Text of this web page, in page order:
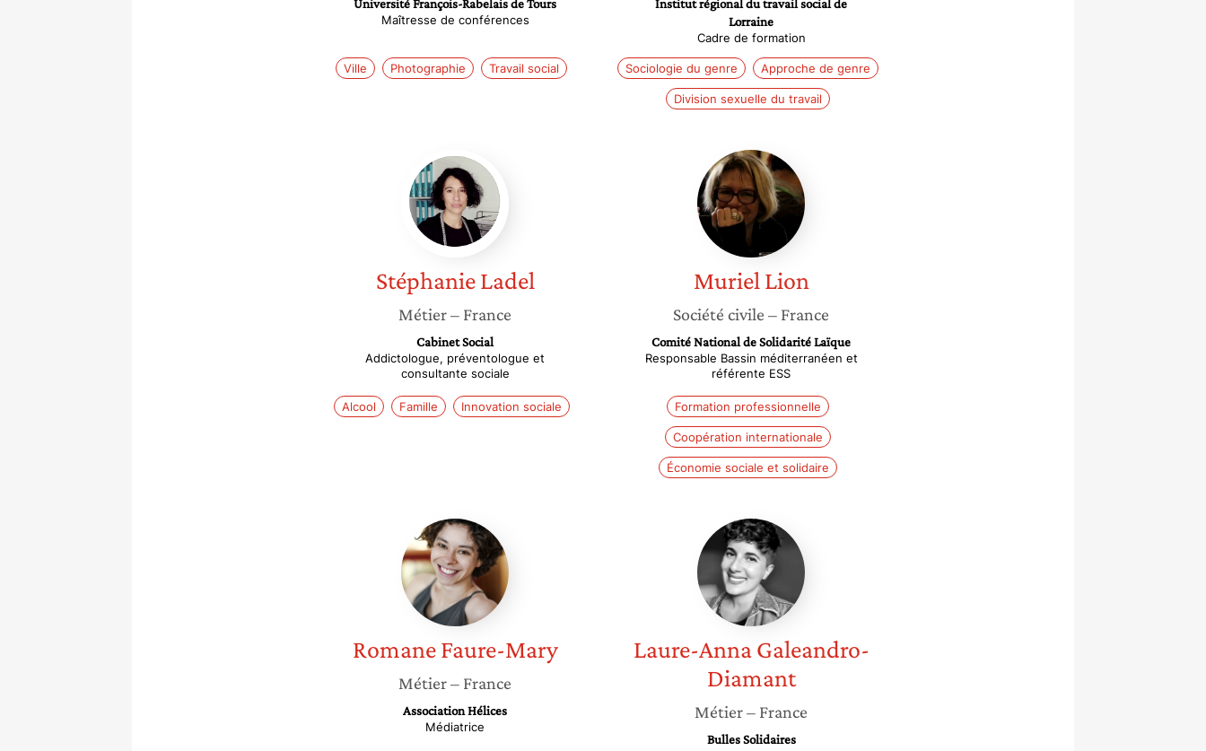
Université François-Rabelais de Tours
Maîtresse de conférences
Ville Photographie Travail social
Institut régional du travail social de
Lorraine
Cadre de formation
Sociologie du genre Approche de genre
Division sexuelle du travail
Stéphanie
Ladel
Stéphanie Ladel
Métier– France
Cabinet Social
Addictologue, préventologue et
consultante sociale
Alcool Famille Innovation sociale
Muriel
Lion
Muriel Lion
Société civile – France
Comité National de Solidarité Laïque
Responsable Bassin méditerranéen et
référente ESS
Formation professionnelle
Coopération internationale
Économie sociale et solidaire
Romane
Faure-
Mary
Romane Faure-Mary
Métier– France
Association Hélices
Médiatrice
Laure-
Anna
Galeandro-
Diamant
Laure-Anna Galeandro-
Diamant
Métier– France
Bulles Solidaires